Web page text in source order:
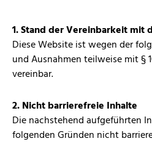
1. Stand der Vereinbarkeit mit
Diese Website ist wegen der
und Ausnahmen teilweise mit §
vereinbar.
2. Nicht barrierefreie Inhalte
Die nachstehend aufgeführten
folgenden Gründen nicht